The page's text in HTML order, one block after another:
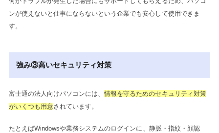
ンが使えないと仕事にならないという企業でも安心して使用できま
す。
強み③高いセキュリティ対策
富士通の法人向けパソコンには、情報を守るためのセキュリティ対策
がいくつも用意されています。
たとえばWindowsや業務システムのログインに、静脈・指紋・顔認